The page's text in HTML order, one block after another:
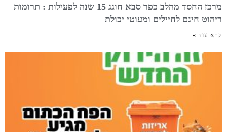
מרכז החסד מהלב כפר סבא חוגג 15 שנה לפעילות : תרומות
ריהוט חינם לחיילים ומעוטי יכולת
קרא עוד »